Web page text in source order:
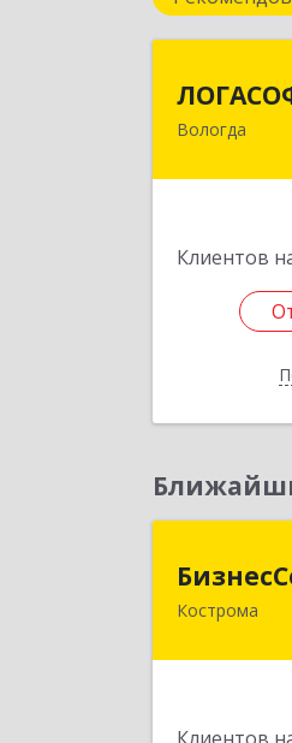
Вологда
Клиентов
160002,
Кострома
156016,